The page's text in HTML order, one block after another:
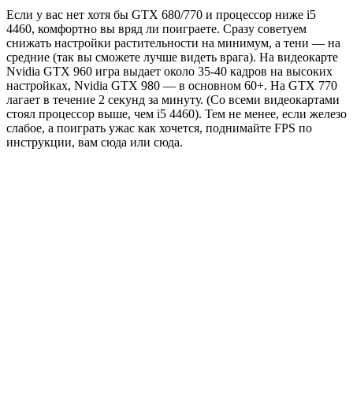
Если у вас нет хотя бы GTX 680/770 и процессор ниже i5
4460, комфортно вы вряд ли поиграете. Сразу советуем
снижать настройки растительности на минимум, а тени — на
средние (так вы сможете лучше видеть врага). На видеокарте
Nvidia GTX 960 игра выдает около 35-40 кадров на высоких
настройках, Nvidia GTX 980 — в основном 60+. На GTX 770
лагает в течение 2 секунд за минуту. (Со всеми видеокартами
стоял процессор выше, чем i5 4460). Тем не менее, если железо
слабое, а поиграть ужас как хочется, поднимайте FPS по
инструкции, вам сюда или сюда.